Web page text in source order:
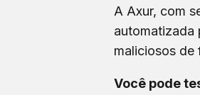
A Axur, com
automatizada
maliciosos de
Você pode